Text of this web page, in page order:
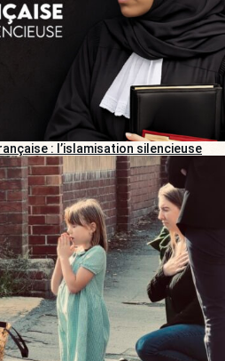
: l’islamisation silencieuse